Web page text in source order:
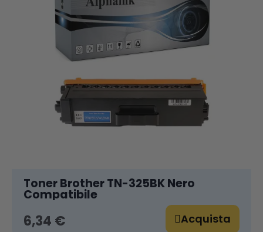
Toner Brother TN-325BK Nero
Compatibile
6,34 € Acquista